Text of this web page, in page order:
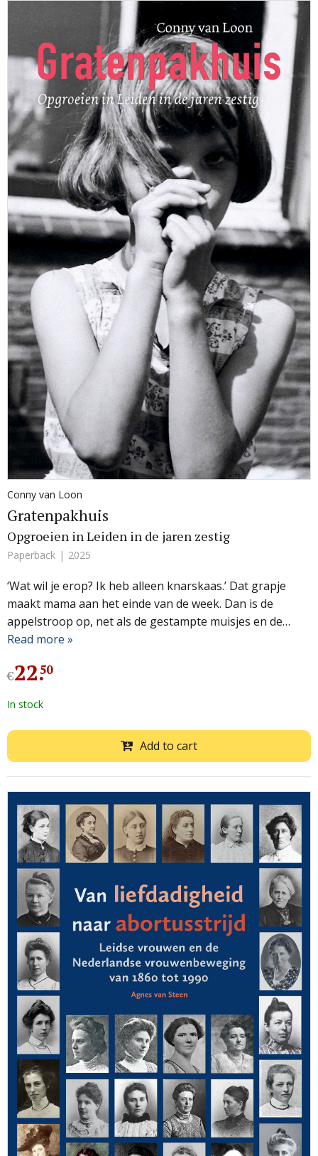
Conny van Loon
Gratenpakhuis
Opgroeien in Leiden in de jaren zestig
Paperback 2025
‘Wat wil je erop? Ik heb alleen knarskaas.’ Dat grapje
maakt mama aan het einde van de week. Dan is de
appelstroop op, net als de gestampte muisjes en de…
Read more »
€22.
50
In stock
Add to cart